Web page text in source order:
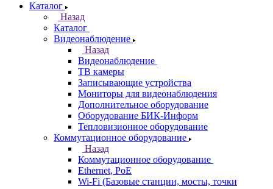
Каталог
Назад
Каталог
Видеонаблюдение
Назад
Видеонаблюдение
ТВ камеры
Записывающие устройства
Мониторы для видеонаблюдения
Дополнительное оборудование
Оборудование БИК-Информ
Тепловизионное оборудование
Коммутационное оборудование
Назад
Коммутационное оборудование
Ethernet, PoE
Wi-Fi (Базовые станции, мосты, точки